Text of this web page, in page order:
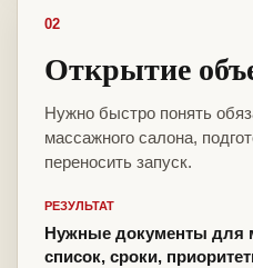
02
Открытие
Нужно быстро понять
массажного салона,
переносить запуск.
РЕЗУЛЬТАТ
Нужные документы для
список, сроки,